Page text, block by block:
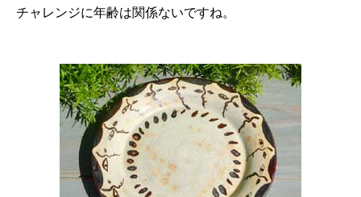
チャレンジに年齢は関係ないですね。